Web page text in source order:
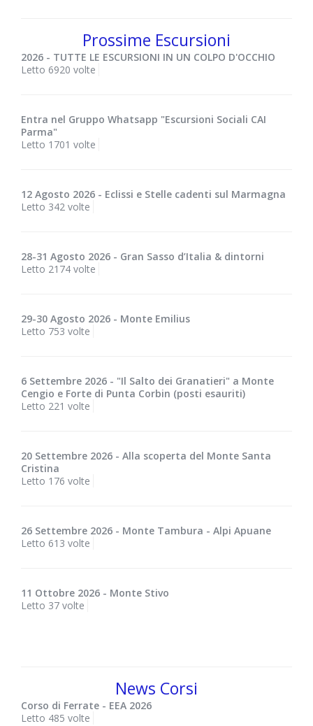
Prossime Escursioni
2026 - TUTTE LE ESCURSIONI IN UN COLPO D'OCCHIO
Letto 6920 volte
Entra nel Gruppo Whatsapp "Escursioni Sociali CAI
Parma"
Letto 1701 volte
12 Agosto 2026 - Eclissi e Stelle cadenti sul Marmagna
Letto 342 volte
28-31 Agosto 2026 - Gran Sasso d’Italia & dintorni
Letto 2174 volte
29-30 Agosto 2026 - Monte Emilius
Letto 753 volte
6 Settembre 2026 - "Il Salto dei Granatieri" a Monte
Cengio e Forte di Punta Corbin (posti esauriti)
Letto 221 volte
20 Settembre 2026 - Alla scoperta del Monte Santa
Cristina
Letto 176 volte
26 Settembre 2026 - Monte Tambura - Alpi Apuane
Letto 613 volte
11 Ottobre 2026 - Monte Stivo
Letto 37 volte
News Corsi
Corso di Ferrate - EEA 2026
Letto 485 volte